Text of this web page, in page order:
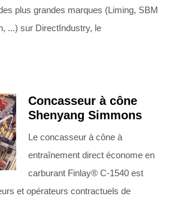
plus grandes marques (Liming, SBM
...) sur DirectIndustry, le
Concasseur à cône
Shenyang Simmons
Le concasseur à cône à
entraînement direct économe en
carburant Finlay® C-1540 est
et opérateurs contractuels de